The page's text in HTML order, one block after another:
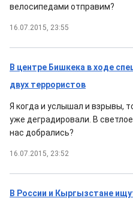
велосипедами отправим?
16.07.2015, 23:55
В центре Бишкека в ходе
двух террористов
Я когда и услышал и взрывы,
уже деградировали. В
нас добрались?
16.07.2015, 23:52
В России и Кыргызстане